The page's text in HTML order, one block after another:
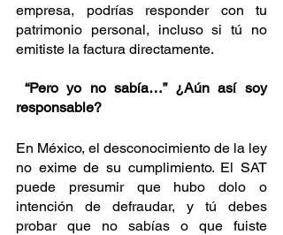
empresa, podrías responder con tu
patrimonio personal, incluso si tú no
emitiste la factura directamente.
responsable?
En México, el desconocimiento de la ley
no exime de su cumplimiento. El SAT
puede presumir que hubo dolo o
intención de defraudar, y tú debes
probar que no sabías o que fuiste